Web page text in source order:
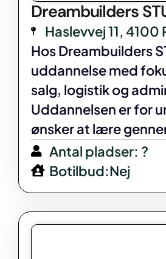
Dreambuilders
Haslevvej 11, 4100
Hos Dreambuilders
uddannelse med
salg, logistik og
Uddannelsen er for
ønsker at lære
Antal pladser: ?
Botilbud:Nej